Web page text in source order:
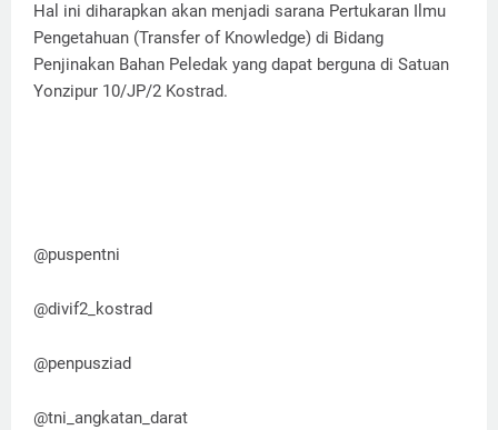
Hal ini diharapkan akan menjadi sarana Pertukaran Ilmu
Pengetahuan (Transfer of Knowledge) di Bidang
Penjinakan Bahan Peledak yang dapat berguna di Satuan
Yonzipur 10/JP/2 Kostrad.
@puspentni
@divif2_kostrad
@penpusziad
@tni_angkatan_darat